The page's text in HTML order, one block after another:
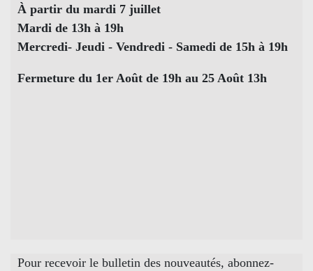
À partir du mardi 7 juillet
Mardi de 13h à 19h
Mercredi- Jeudi - Vendredi - Samedi de 15h à 19h
Fermeture du 1er Août de 19h au 25 Août 13h
Pour recevoir le bulletin des nouveautés, abonnez-